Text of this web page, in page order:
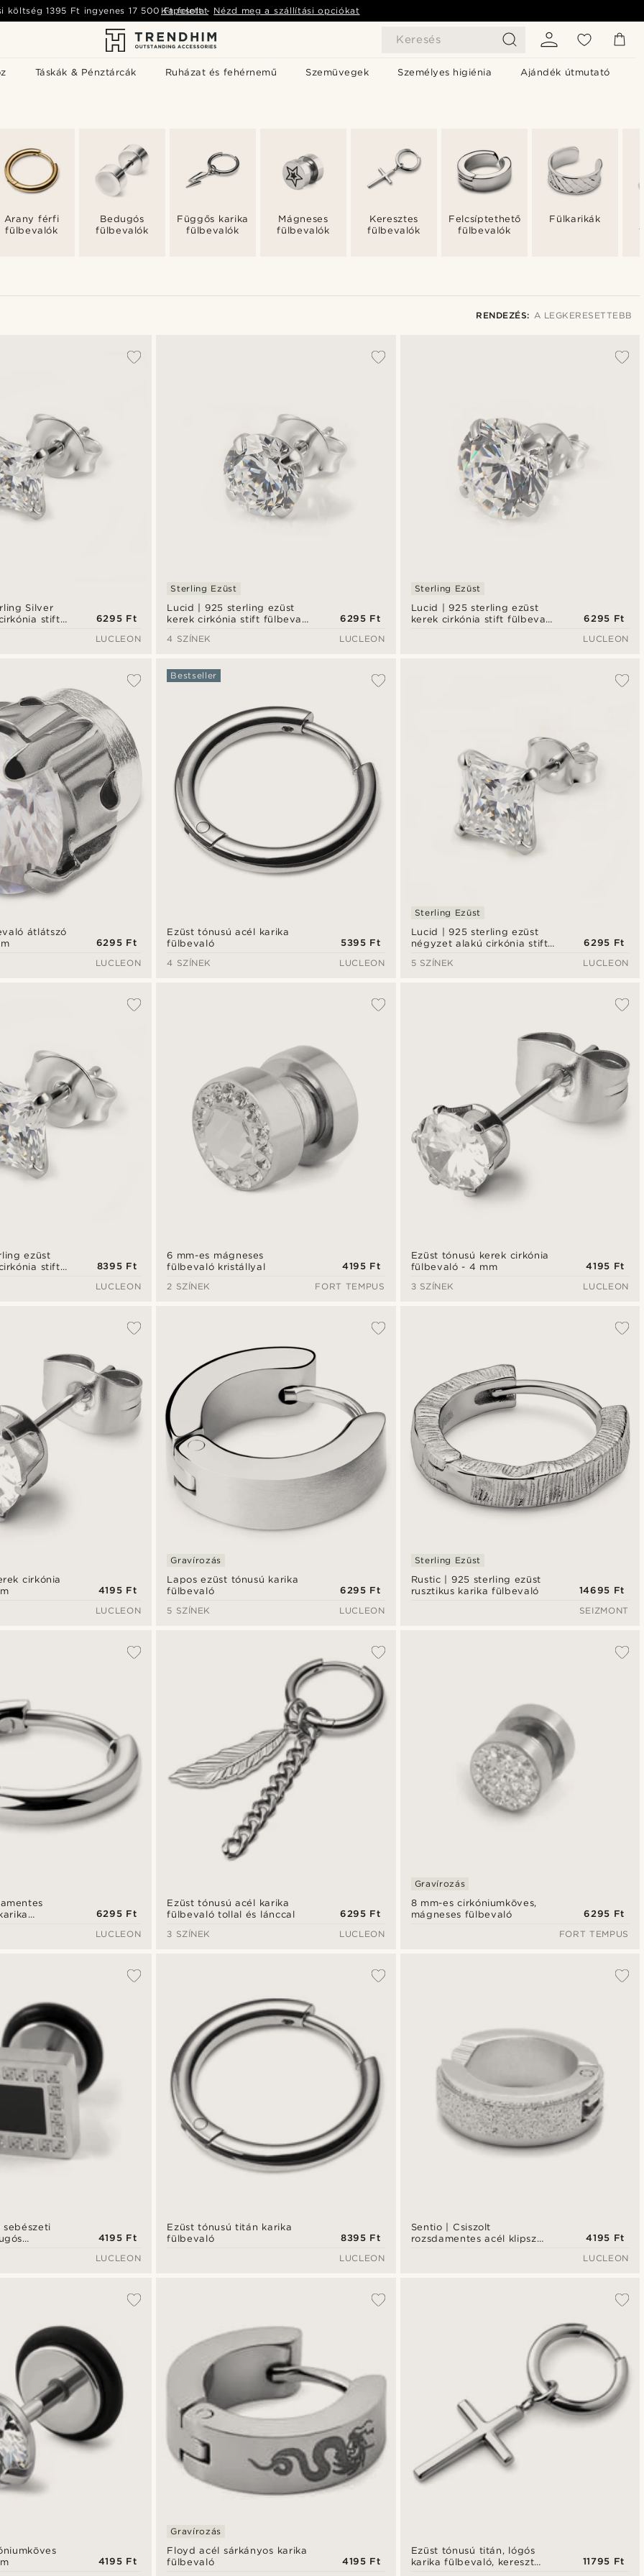
Keresés
Táskák & Pénztárcák Ruházat és fehérnemű Szemüvegek Személyes higiénia Ajándék útmutató
költség1395 Ft ingyenes 17 500 Ft felett- Nézd meg a szállítási opciókat
Kapcsolat
Arany férfi
fülbevalók
Bedugós
fülbevalók
Függős karika
fülbevalók
Mágneses
fülbevalók
Keresztes
fülbevalók
Felcsíptethető
fülbevalók
Fülkarikák
RENDEZÉS: A LEGKERESETTEBB
Silver
stift
6295 Ft
LUCLEON
Lucid | 925 sterling ezüst
kerek cirkónia stift fülbevaló
Sterling Ezüst
6295 Ft
4 SZÍNEK
LUCLEON
Lucid | 925 sterling ezüst
kerek cirkónia stift fülbevaló
Sterling Ezüst
6295 Ft
LUCLEON
átlátszó
6295 Ft
LUCLEON
Ezüst tónusú acél karika
fülbevaló
Bestseller
5395 Ft
4 SZÍNEK
LUCLEON
Lucid | 925 sterling ezüst
négyzet alakú cirkónia stift
Sterling Ezüst
6295 Ft
5 SZÍNEK
LUCLEON
ezüst
stift
8395 Ft
LUCLEON
6 mm-es mágneses
fülbevaló kristállyal
4195 Ft
2 SZÍNEK
FORT TEMPUS
Ezüst tónusú kerek cirkónia
fülbevaló - 4 mm
4195 Ft
3 SZÍNEK
LUCLEON
cirkónia
4195 Ft
LUCLEON
Lapos ezüst tónusú karika
fülbevaló
Gravírozás
6295 Ft
5 SZÍNEK
LUCLEON
Rustic | 925 sterling ezüst
rusztikus karika fülbevaló
Sterling Ezüst
14695 Ft
SEIZMONT
6295 Ft
LUCLEON
Ezüst tónusú acél karika
fülbevaló tollal és lánccal
6295 Ft
3 SZÍNEK
LUCLEON
8 mm-es cirkóniumköves,
mágneses fülbevaló
Gravírozás
6295 Ft
FORT TEMPUS
sebészeti
4195 Ft
LUCLEON
Ezüst tónusú titán karika
fülbevaló
8395 Ft
LUCLEON
Sentio | Csiszolt
rozsdamentes acél klipsz
4195 Ft
LUCLEON
4195 Ft
Floyd acél sárkányos karika
fülbevaló
Gravírozás
4195 Ft
Ezüst tónusú titán, lógós
karika fülbevaló, kereszt
11795 Ft